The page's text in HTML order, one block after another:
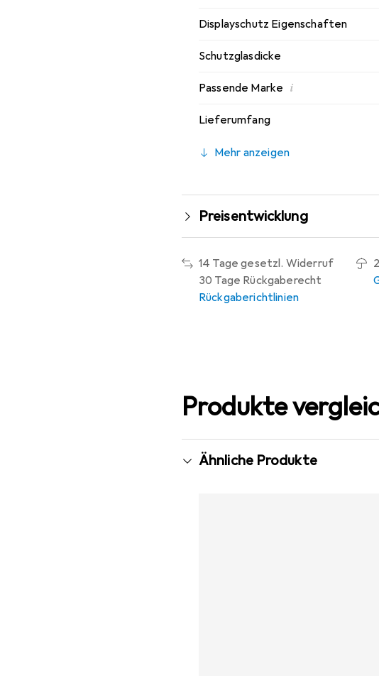
Displayschutz Eigenschaften
Schutzglasdicke
Passende Marke i
Lieferumfang
Mehr anzeigen
Preisentwicklung
14 Tage gesetzl. Widerruf
30 Tage Rückgaberecht
Rückgaberichtlinien
Produkte
Ähnliche Produkte